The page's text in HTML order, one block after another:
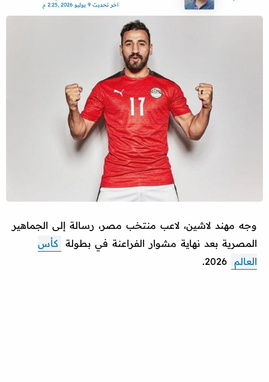
اخر تحديث9 يوليو 2026 ,2:25 م
وجه مهند لاشين، لاعب منتخب مصر، رسالة إلى الجماهير
المصرية بعد نهاية مشوار الفراعنة في بطولة
كأس
العالم